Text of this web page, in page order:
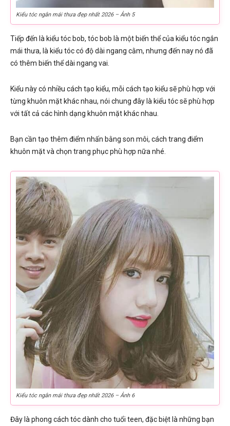
Kiểu tóc ngắn mái thưa đẹp nhất 2026 – Ảnh 5
Tiếp đến là kiểu tóc bob, tóc bob là một biến thể của kiểu tóc ngắn
mái thưa, là kiểu tóc có độ dài ngang cằm, nhưng đến nay nó đã
có thêm biến thể dài ngang vai.
Kiểu này có nhiều cách tạo kiểu, mỗi cách tạo kiểu sẽ phù hợp với
từng khuôn mặt khác nhau, nói chung đây là kiểu tóc sẽ phù hợp
với tất cả các hình dạng khuôn mặt khác nhau.
Bạn cần tạo thêm điểm nhấn bằng son môi, cách trang điểm
khuôn mặt và chọn trang phục phù hợp nữa nhé.
Kiểu tóc ngắn mái thưa đẹp nhất 2026 – Ảnh 6
Đây là phong cách tóc dành cho tuổi teen, đặc biệt là những bạn